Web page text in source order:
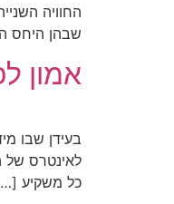
החוויה
שבהן היחס
אמון
בעידן שבו
לאינטרס של
כל משקיע